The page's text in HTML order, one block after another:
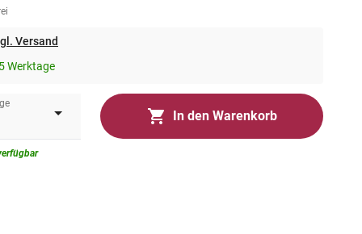
Versand
Werktage
In den Warenkorb